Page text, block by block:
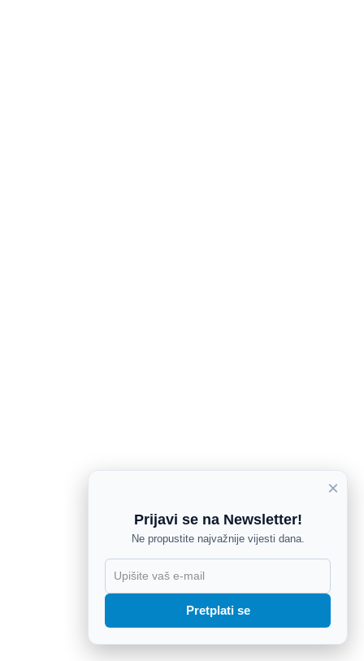
×
Prijavi se na Newsletter!
Ne propustite najvažnije vijesti dana.
Pretplati se